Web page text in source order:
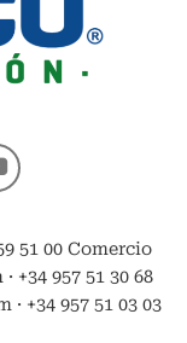
51 00 Comercio
957 51 30 68
+34 957 51 03 03